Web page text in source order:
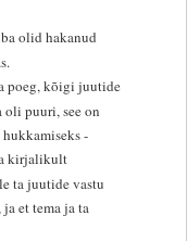
olid hakanud
poeg, kõigi juutide
puuri, see on
-
kirjalikult
ta juutide vastu
et tema ja ta